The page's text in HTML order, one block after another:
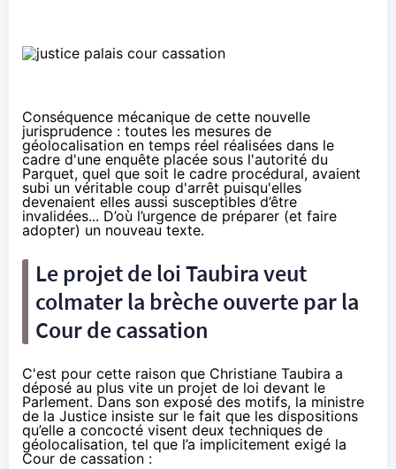
Conséquence mécanique de cette nouvelle
jurisprudence : toutes les mesures de
géolocalisation en temps réel réalisées dans le
cadre d'une enquête placée sous l'autorité du
Parquet, quel que soit le cadre procédural, avaient
subi un véritable coup d'arrêt puisqu'elles
devenaient elles aussi susceptibles d’être
invalidées... D’où l’urgence de préparer (et faire
adopter) un nouveau texte.
Le projet de loi Taubira veut
colmater la brèche ouverte par la
Cour de cassation
C'est pour cette raison que Christiane Taubira a
déposé au plus vite un projet de loi devant le
Parlement. Dans son exposé des motifs, la ministre
de la Justice insiste sur le fait que les dispositions
qu’elle a concocté visent deux techniques de
géolocalisation, tel que l’a implicitement exigé la
Cour de cassation :